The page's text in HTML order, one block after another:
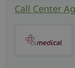
Call Center